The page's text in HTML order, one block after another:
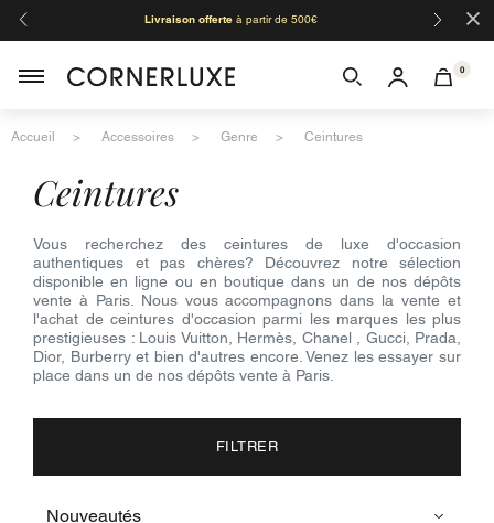
Livraison offerteà partir de 500€ ×
0
Accueil Accessoires Genre Ceintures
ceintures
Vous recherchez des ceintures de luxe d'occasion
authentiques et pas chères? Découvrez notre sélection
disponible en ligne ou en boutique dans un de nos dépôts
vente à Paris. Nous vous accompagnons dans la vente et
l'achat de ceintures d'occasion parmi les marques les plus
prestigieuses : Louis Vuitton, Hermès, Chanel , Gucci, Prada,
Dior, Burberry et bien d'autres encore. Venez les essayer sur
place dans un de nos dépôts vente à Paris.
FILTRER